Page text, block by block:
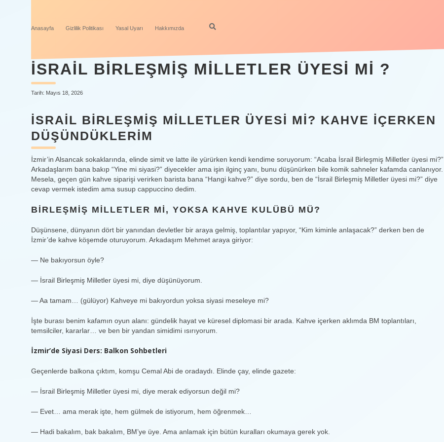
Anasayfa Gizlilik Politikası Yasal Uyarı Hakkımızda
İSRAIL BIRLEŞMIŞ MILLETLER ÜYESI MI ?
Tarih: Mayıs 18, 2026
İSRAIL BIRLEŞMIŞ MILLETLER ÜYESI MI? KAHVE İÇERKEN
DÜŞÜNDÜKLERIM
İzmir’in Alsancak sokaklarında, elinde simit ve latte ile yürürken kendi kendime soruyorum: “Acaba İsrail Birleşmiş Milletler üyesi mi?”
Arkadaşlarım bana bakıp “Yine mi siyasi?” diyecekler ama işin ilginç yanı, bunu düşünürken bile komik sahneler kafamda canlanıyor.
Mesela, geçen gün kahve siparişi verirken barista bana “Hangi kahve?” diye sordu, ben de “İsrail Birleşmiş Milletler üyesi mi?” diye
cevap vermek istedim ama susup cappuccino dedim.
BIRLEŞMIŞ MILLETLER MI, YOKSA KAHVE KULÜBÜ MÜ?
Düşünsene, dünyanın dört bir yanından devletler bir araya gelmiş, toplantılar yapıyor, “Kim kiminle anlaşacak?” derken ben de
İzmir’de kahve köşemde oturuyorum. Arkadaşım Mehmet araya giriyor:
— Ne bakıyorsun öyle?
— İsrail Birleşmiş Milletler üyesi mi, diye düşünüyorum.
— Aa tamam… (gülüyor) Kahveye mi bakıyordun yoksa siyasi meseleye mi?
İşte burası benim kafamın oyun alanı: gündelik hayat ve küresel diplomasi bir arada. Kahve içerken aklımda BM toplantıları,
temsilciler, kararlar… ve ben bir yandan simidimi ısırıyorum.
İzmir’de Siyasi Ders: Balkon Sohbetleri
Geçenlerde balkona çıktım, komşu Cemal Abi de oradaydı. Elinde çay, elinde gazete:
— İsrail Birleşmiş Milletler üyesi mi, diye merak ediyorsun değil mi?
— Evet… ama merak işte, hem gülmek de istiyorum, hem öğrenmek…
— Hadi bakalım, bak bakalım, BM’ye üye. Ama anlamak için bütün kuralları okumaya gerek yok.